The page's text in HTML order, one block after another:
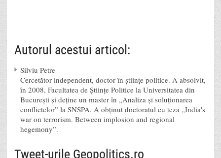
Autorul acestui articol:
Silviu Petre
Cercetător independent, doctor în științe politice. A absolvit,
în 2008, Facultatea de Științe Politice la Universitatea din
București și deține un master în „Analiza și soluționarea
conflictelor” la SNSPA. A obținut doctoratul cu teza „India's
war on terrorism. Between implosion and regional
hegemony”.
Tweet-urile Geopolitics.ro